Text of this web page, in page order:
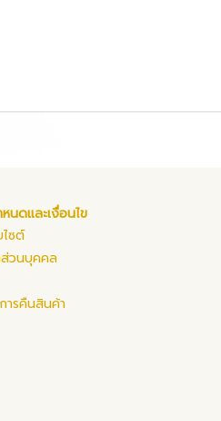
นดและเงื่อนไข
ไซต์
ส่วนบุคคล
ารคืนสินค้า